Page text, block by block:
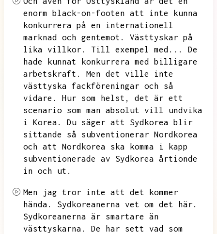
enorm black-on-footen att inte kunna
konkurrera på en internationell
marknad och gentemot.
Västtyskar på
lika villkor.
Till exempel med...
De
hade kunnat konkurrera med billigare
arbetskraft.
Men det ville inte
västtyska fackföreningar och så
vidare.
Hur som helst,
det är ett
scenario som man absolut vill undvika
i Korea.
Du säger att Sydkorea blir
sittande så subventionerar Nordkorea
och att Nordkorea ska komma i kapp
subventionerade av Sydkorea årtionde
in och ut.
Men jag tror inte att det kommer
hända.
Sydkoreanerna vet om det här.
Sydkoreanerna är smartare än
västtyskarna.
De har sett vad som